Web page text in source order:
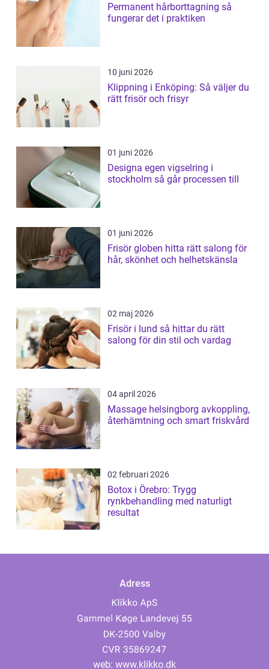
Permanent hårborttagning så
fungerar det i praktiken
10 juni 2026
Klippning i Enköping: Så väljer du
rätt frisör och frisyr
01 juni 2026
Designa egen vigselring i
stockholm så går processen till
01 juni 2026
Frisör globen hitta rätt salong för
hår, skönhet och helhetskänsla
02 maj 2026
Frisör i lund så hittar du rätt
salong för din stil och vardag
04 april 2026
Massage helsingborg avkoppling,
återhämtning och smart friskvård
02 februari 2026
Botox i Örebro: Trygg
rynkbehandling med naturligt
resultat
Adress
web: www.klikko.dk